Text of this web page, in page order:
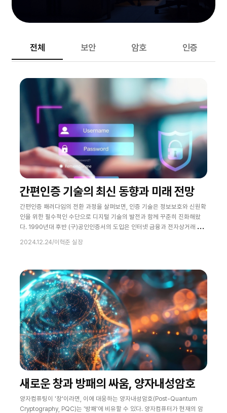
전체 보안 암호 인증
간편인증 기술의 최신 동향과 미래 전망
간편인증 패러다임의 전환 과정을 살펴보면, 인증 기술은 정보보호와 신원확
인을 위한 필수적인 수단으로 디지털 기술의 발전과 함께 꾸준히 진화해왔
다. 1990년대 후반 (구)공인인증서의 도입은 인터넷 금융과 전자상거래 등
되었다. 그러나 시간이 지날수록 각종 보안 문제가 대두되고 사용자 편의성
민간 간편인증서비스가 본격적으
2024.12.24/이혁준 실장
새로운 창과 방패의 싸움, 양자내성암호
양자컴퓨팅이 '창'이라면, 이에 대응하는 양자내성암호(Post-Quantum
Cryptography, PQC)는 '방패'에 비유할 수 있다. 양자컴퓨터가 현재의 암